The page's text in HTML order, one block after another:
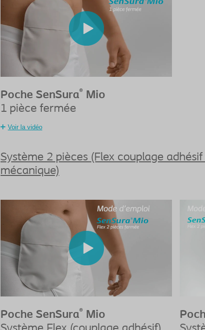
Poche SenSura®
Mio
1 pièce fermée
Voir la vidéo
Système 2 pièces (Flex couplage
mécanique)
Poche SenSura®
Mio